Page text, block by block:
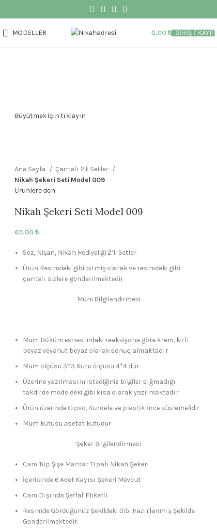
MODELLER 0.00₺ GIRIŞ / KAYIT
Büyütmek için tıklayın
Ana Sayfa
Çantalı 2'li Setler
Nikah Şekeri Seti Model 009
Ürünlere dön
Nikah Şekeri Seti Model 009
65.00₺
Söz, Nişan, Nikah Hediyeliği 2’li Setler
Ürün Resimdeki gibi bitmiş olarak ve resimdeki gibi
çantalı sizlere gönderilmektedir
Mum Bilgilendirmesi
Mum Döküm esnasındaki reaksiyona göre krem, kirli
beyaz veyahut beyaz olarak sonuç almaktadır
Mum ölçüsü 3*3 Kutu ölçüsü 4*4 dür
Üzerine yazılmasını istediğiniz bilgiler sığmadığı
takdirde modeldeki gibi kısa olarak yazılmaktadır
Ürün üzerinde Cipso, Kurdela ve plastik İnce süslemelidir
Mum kutusu asetat kutudur
Şeker Bilgilendirmesi
Cam Tüp Şişe Mantar Tıpalı Nikah Şekeri
İçerisinde 6 Adet Kayısı Şekeri Mevcut
Cam Dışında Şeffaf Etiketli
Resimde Gördüğünüz Şekildeki Gibi Hazırlanmış Şekilde
Gönderilmektedir.